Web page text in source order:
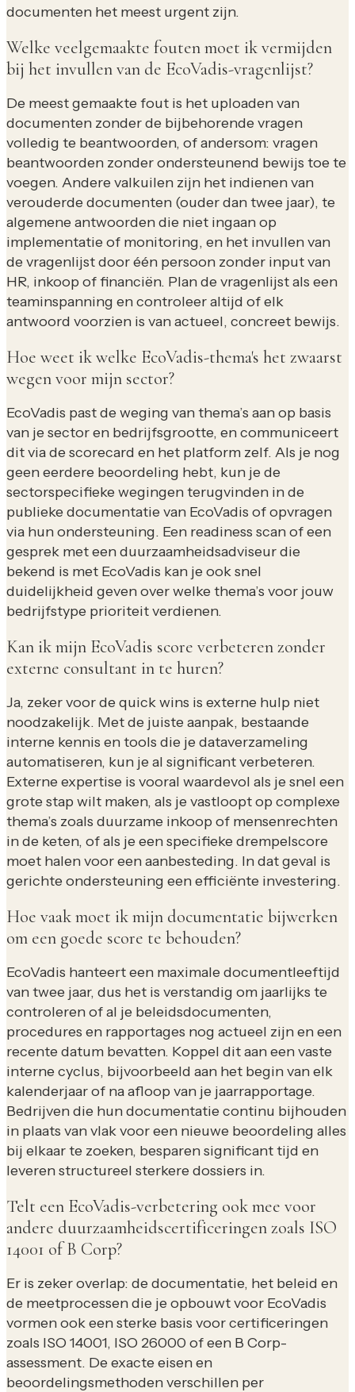
documenten het meest urgent zijn.
Welke veelgemaakte fouten moet ik vermijden
bij het invullen van de EcoVadis-vragenlijst?
De meest gemaakte fout is het uploaden van
documenten zonder de bijbehorende vragen
volledig te beantwoorden, of andersom: vragen
beantwoorden zonder ondersteunend bewijs toe te
voegen. Andere valkuilen zijn het indienen van
verouderde documenten (ouder dan twee jaar), te
algemene antwoorden die niet ingaan op
implementatie of monitoring, en het invullen van
de vragenlijst door één persoon zonder input van
HR, inkoop of financiën. Plan de vragenlijst als een
teaminspanning en controleer altijd of elk
antwoord voorzien is van actueel, concreet bewijs.
Hoe weet ik welke EcoVadis-thema's het zwaarst
wegen voor mijn sector?
EcoVadis past de weging van thema’s aan op basis
van je sector en bedrijfsgrootte, en communiceert
dit via de scorecard en het platform zelf. Als je nog
geen eerdere beoordeling hebt, kun je de
sectorspecifieke wegingen terugvinden in de
publieke documentatie van EcoVadis of opvragen
via hun ondersteuning. Een readiness scan of een
gesprek met een duurzaamheidsadviseur die
bekend is met EcoVadis kan je ook snel
duidelijkheid geven over welke thema’s voor jouw
bedrijfstype prioriteit verdienen.
Kan ik mijn EcoVadis score verbeteren zonder
externe consultant in te huren?
Ja, zeker voor de quick wins is externe hulp niet
noodzakelijk. Met de juiste aanpak, bestaande
interne kennis en tools die je dataverzameling
automatiseren, kun je al significant verbeteren.
Externe expertise is vooral waardevol als je snel een
grote stap wilt maken, als je vastloopt op complexe
thema’s zoals duurzame inkoop of mensenrechten
in de keten, of als je een specifieke drempelscore
moet halen voor een aanbesteding. In dat geval is
gerichte ondersteuning een efficiënte investering.
Hoe vaak moet ik mijn documentatie bijwerken
om een goede score te behouden?
EcoVadis hanteert een maximale documentleeftijd
van twee jaar, dus het is verstandig om jaarlijks te
controleren of al je beleidsdocumenten,
procedures en rapportages nog actueel zijn en een
recente datum bevatten. Koppel dit aan een vaste
interne cyclus, bijvoorbeeld aan het begin van elk
kalenderjaar of na afloop van je jaarrapportage.
Bedrijven die hun documentatie continu bijhouden
in plaats van vlak voor een nieuwe beoordeling alles
bij elkaar te zoeken, besparen significant tijd en
leveren structureel sterkere dossiers in.
Telt een EcoVadis-verbetering ook mee voor
andere duurzaamheidscertificeringen zoals ISO
14001 of B Corp?
Er is zeker overlap: de documentatie, het beleid en
de meetprocessen die je opbouwt voor EcoVadis
vormen ook een sterke basis voor certificeringen
zoals ISO 14001, ISO 26000 of een B Corp-
assessment. De exacte eisen en
beoordelingsmethoden verschillen per